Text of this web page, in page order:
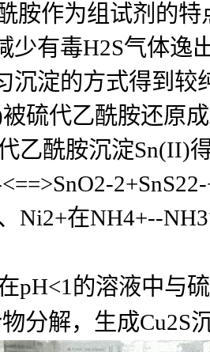
胺作为组试剂的特
少有毒H2S气体
沉淀的方式得到
被硫代乙酰胺还原
代乙酰胺沉淀Sn(II)
、Ni2+在NH4+--
在pH<1的溶液中
分解，生成Cu2S